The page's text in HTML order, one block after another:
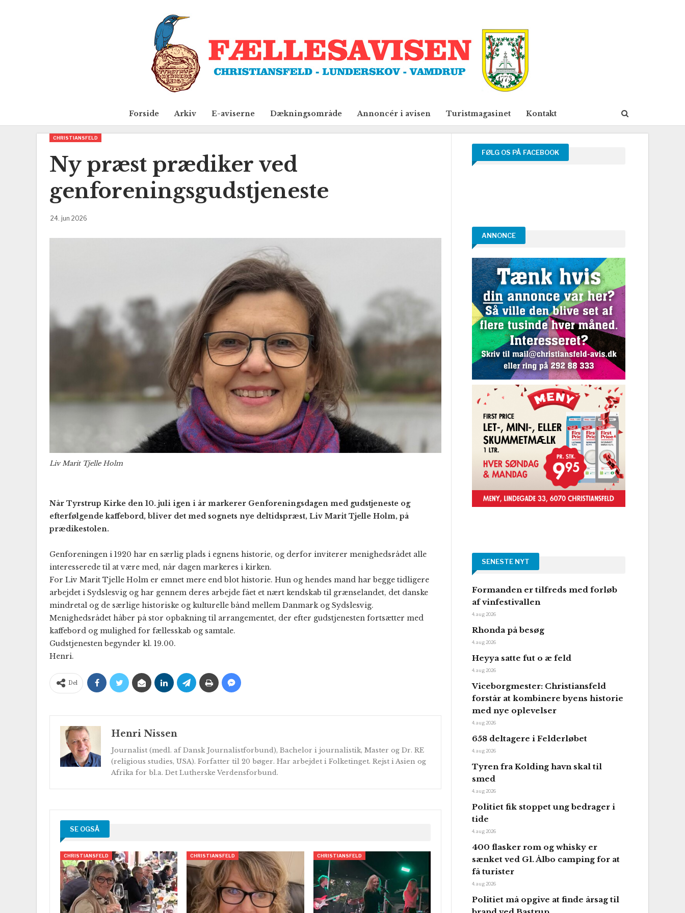
Forside Arkiv E-aviserne Dækningsområde Annoncér i avisen Turistmagasinet Kontakt
CHRISTIANSFELD
Ny præst prædiker ved
genforeningsgudstjeneste
24. jun 2026
Liv Marit Tjelle Holm
Når Tyrstrup Kirke den 10. juli igen i år markerer Genforeningsdagen med gudstjeneste og
efterfølgende kaffebord, bliver det med sognets nye deltidspræst, Liv Marit Tjelle Holm, på
prædikestolen.
Genforeningen i 1920 har en særlig plads i egnens historie, og derfor inviterer menighedsrådet alle
interesserede til at være med, når dagen markeres i kirken.
For Liv Marit Tjelle Holm er emnet mere end blot historie. Hun og hendes mand har begge tidligere
arbejdet i Sydslesvig og har gennem deres arbejde fået et nært kendskab til grænselandet, det danske
mindretal og de særlige historiske og kulturelle bånd mellem Danmark og Sydslesvig.
Menighedsrådet håber på stor opbakning til arrangementet, der efter gudstjenesten fortsætter med
kaffebord og mulighed for fællesskab og samtale.
Gudstjenesten begynder kl. 19.00.
Henri.
Del
Henri Nissen
Journalist (medl. af Dansk Journalistforbund), Bachelor i journalistik, Master og Dr. RE
(religious studies, USA). Forfatter til 20 bøger. Har arbejdet i Folketinget. Rejst i Asien og
Afrika for bl.a. Det Lutherske Verdensforbund.
SE OGSÅ
CHRISTIANSFELD CHRISTIANSFELD CHRISTIANSFELD
FØLG OS PÅ FACEBOOK
ANNONCE
SENESTE NYT
Formanden er tilfreds med forløb
af vinfestivallen
4. aug 2026
Rhonda på besøg
4. aug 2026
Heyya satte fut o æ feld
4. aug 2026
Viceborgmester: Christiansfeld
forstår at kombinere byens historie
med nye oplevelser
4. aug 2026
658 deltagere i Felderløbet
4. aug 2026
Tyren fra Kolding havn skal til
smed
4. aug 2026
Politiet fik stoppet ung bedrager i
tide
4. aug 2026
400 flasker rom og whisky er
sænket ved Gl. Ålbo camping for at
få turister
4. aug 2026
Politiet må opgive at finde årsag til